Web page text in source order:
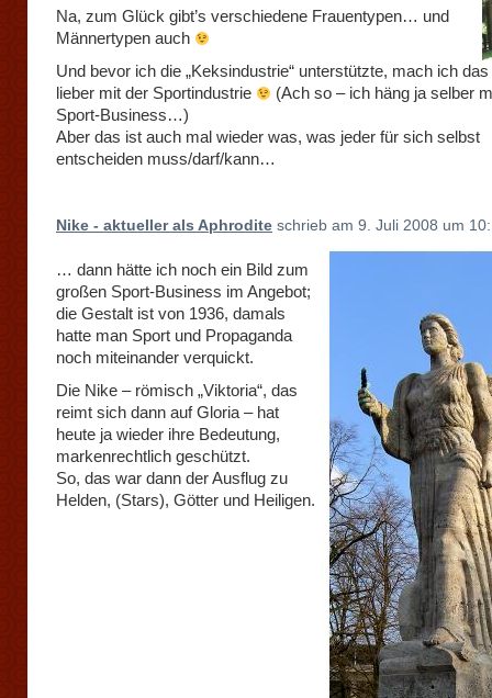
Na, zum Glück gibt’s verschiedene Frauentypen… und
Männertypen auch
Und bevor ich die „Keksindustrie“ unterstützte, mach ich
lieber mit der Sportindustrie
(Ach so – ich häng ja selber
Sport-Business…)
Aber das ist auch mal wieder was, was jeder für sich selbst
entscheiden muss/darf/kann…
Nike - aktueller als Aphrodite schrieb am 9. Juli 2008 um
… dann hätte ich noch ein Bild zum
großen Sport-Business im Angebot;
die Gestalt ist von 1936, damals
hatte man Sport und Propaganda
noch miteinander verquickt.
Die Nike – römisch „Viktoria“, das
reimt sich dann auf Gloria – hat
heute ja wieder ihre Bedeutung,
markenrechtlich geschützt.
So, das war dann der Ausflug zu
Helden, (Stars), Götter und Heiligen.